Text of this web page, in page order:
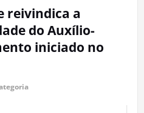
reivindica a
do Auxílio-
iniciado no